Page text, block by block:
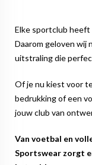
Elke sportclub heeft
Daarom geloven wij
uitstraling die
Of je nu kiest voor
bedrukking of een
jouw club van
Van voetbal en
Sportswear zorgt